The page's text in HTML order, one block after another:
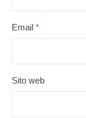
Email *
Sito web